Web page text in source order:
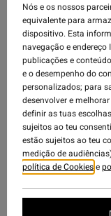
Nós e os nossos
equivalente para
dispositivo. Esta
navegação e
publicações e
e o desempenho do
personalizados; para
desenvolver e
definir as tuas
sujeitos ao teu
estão sujeitos ao teu
medição de
política de Cookiese